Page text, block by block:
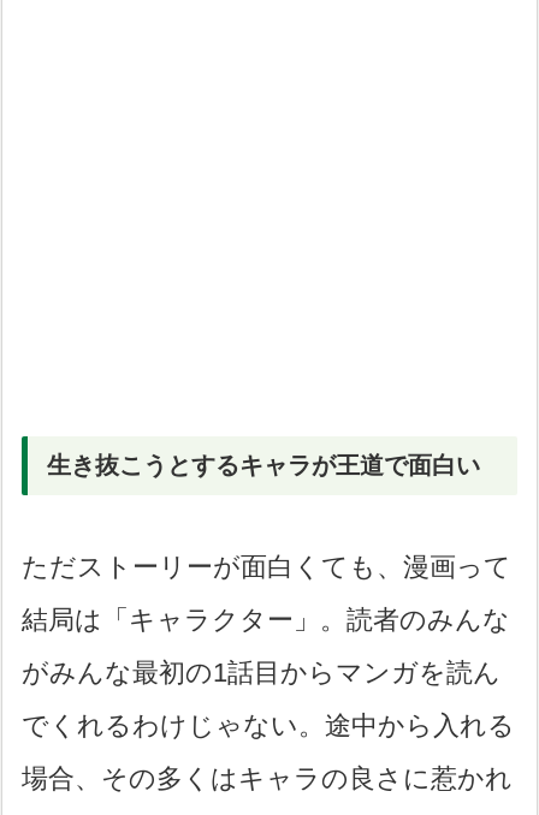
生き抜こうとするキャラが王道で面白い
ただストーリーが面白くても、漫画って
結局は「キャラクター」。読者のみんな
がみんな最初の1話目からマンガを読ん
でくれるわけじゃない。途中から入れる
場合、その多くはキャラの良さに惹かれ